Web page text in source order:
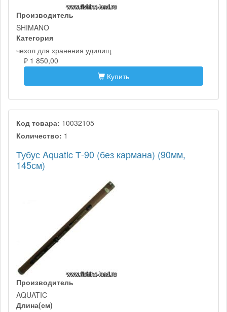
Производитель
SHIMANO
Категория
чехол для хранения удилищ
₽ 1 850,00
Купить
Код товара: 10032105
Количество: 1
Тубус Aquatic Т-90 (без кармана) (90мм,
145см)
Производитель
AQUATIC
Длина(см)